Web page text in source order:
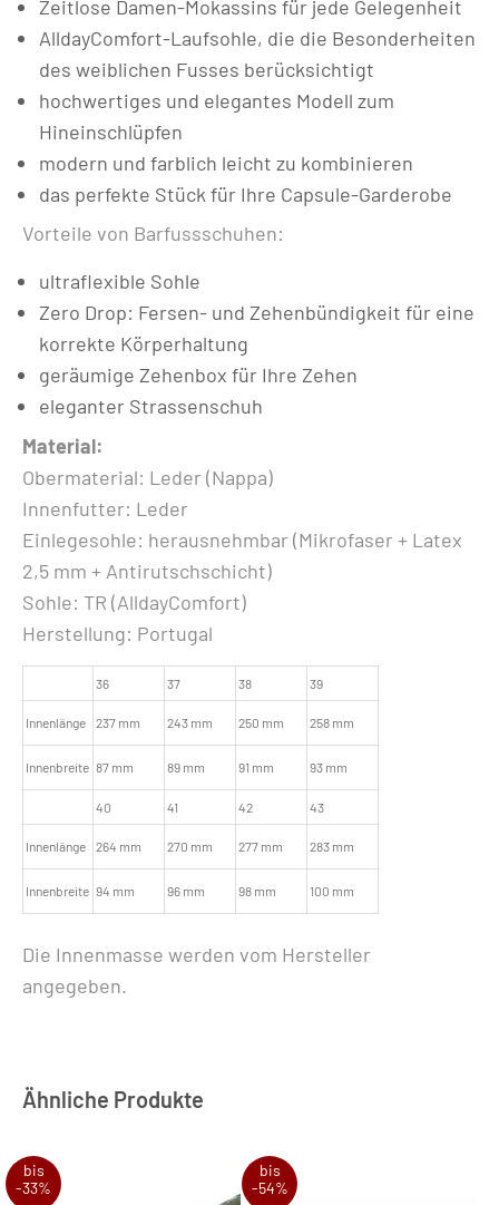
Zeitlose Damen-Mokassins für jede Gelegenheit
AlldayComfort-Laufsohle, die die Besonderheiten
des weiblichen Fusses berücksichtigt
hochwertiges und elegantes Modell zum
Hineinschlüpfen
modern und farblich leicht zu kombinieren
das perfekte Stück für Ihre Capsule-Garderobe
Vorteile von Barfussschuhen:
ultraflexible Sohle
Zero Drop: Fersen- und Zehenbündigkeit für eine
korrekte Körperhaltung
geräumige Zehenbox für Ihre Zehen
eleganter Strassenschuh
Material:
Obermaterial: Leder (Nappa)
Innenfutter: Leder
Einlegesohle: herausnehmbar (Mikrofaser + Latex
2,5 mm + Antirutschschicht)
Sohle: TR (AlldayComfort)
Herstellung: Portugal
36 37 38 39
Innenlänge 237 mm 243 mm 250 mm 258 mm
Innenbreite 87 mm 89 mm 91 mm 93 mm
40 41 42 43
Innenlänge 264 mm 270 mm 277 mm 283 mm
Innenbreite 94 mm 96 mm 98 mm 100 mm
Die Innenmasse werden vom Hersteller
angegeben.
Ähnliche Produkte
bis
-33%
bis
-54%